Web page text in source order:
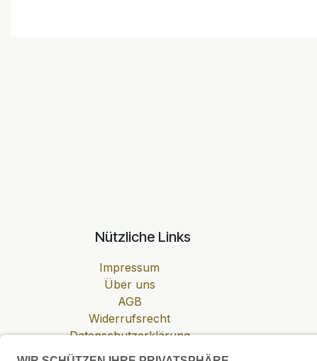
Nützliche Links
Impressum
Über uns
AGB
Widerrufsrecht
Datenschutzerklärung